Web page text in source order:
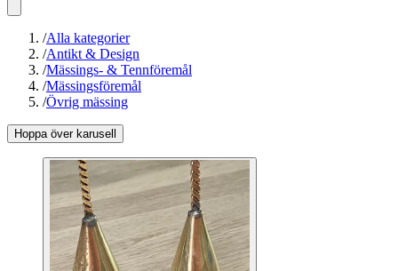
/Alla kategorier
/Antikt & Design
/Mässings- & Tennföremål
/Mässingsföremål
/Övrig mässing
Hoppa över karusell